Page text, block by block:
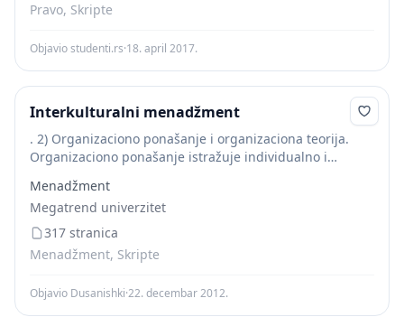
Pravo, Skripte
Objavio studenti.rs·18. april 2017.
Interkulturalni menadžment
. 2) Organizaciono ponašanje i organizaciona teorija.
Organizaciono ponašanje istražuje individualno i
Organizaciona teorija istražuje 233 Drugi deo: O
menadžmentu VII – MENADŽMENT I ORGANIZACIONO...
Menadžment
Megatrend univerzitet
317 stranica
Menadžment, Skripte
Objavio Dusanishki·22. decembar 2012.